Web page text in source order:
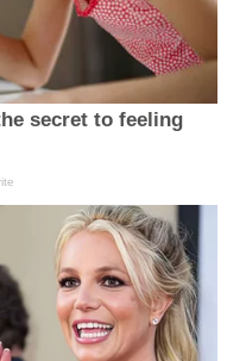
secret to feeling